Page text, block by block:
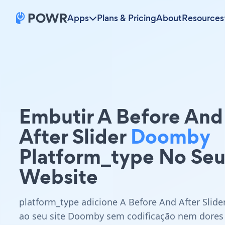
Apps Plans & PricingAboutResources
Embutir A Before And
After SliderDoomby
Platform_type No Seu
Website
platform_type adicione A Before And After
ao seu site Doomby sem codificação nem dores